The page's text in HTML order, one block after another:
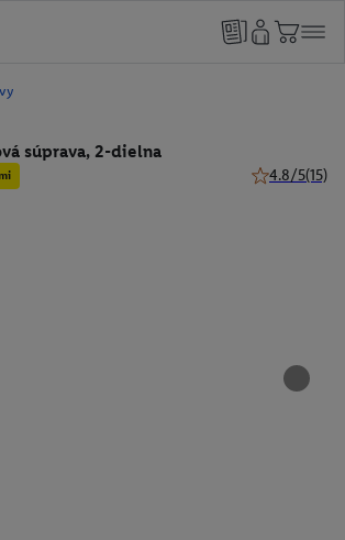
súprava, 2-dielna
4.8/5(15)